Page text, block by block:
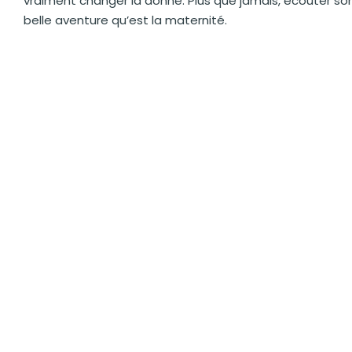
belle aventure qu’est la maternité.